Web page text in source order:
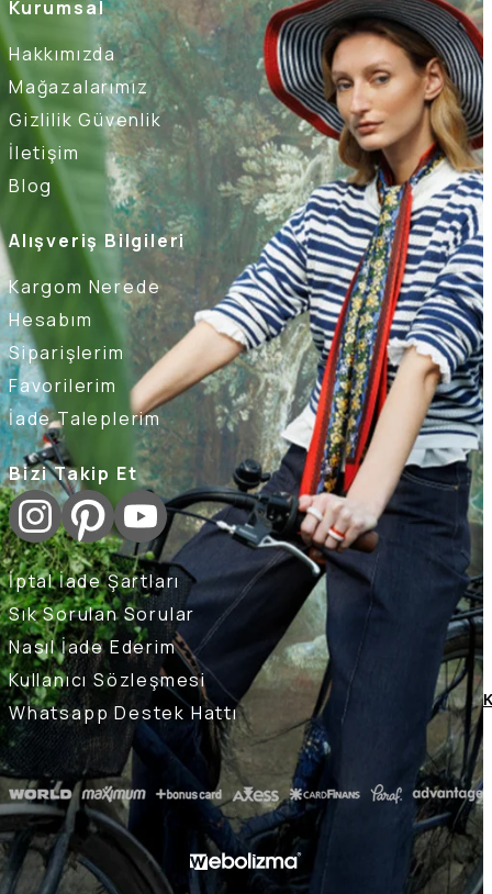
Kurumsal
Hakkımızda
Mağazalarımız
Gizlilik Güvenlik
İletişim
Blog
Alışveriş Bilgileri
Kargom Nerede
Hesabım
Siparişlerim
Favorilerim
İade Taleplerim
Bizi Takip Et
İptal İade Şartları
Sık Sorulan Sorular
Nasıl İade Ederim
Kullanıcı Sözleşmesi
Whatsapp Destek Hattı